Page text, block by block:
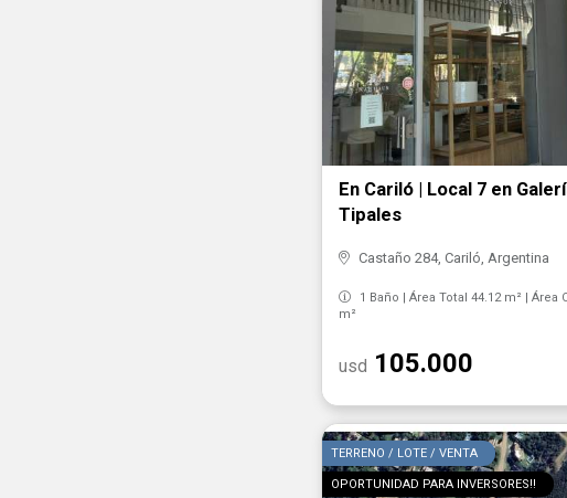
En Cariló | Local 7 en
Tipales
Castaño 284, Cariló, Argentina
1 Baño | Área Total 44.12 m² | Área
m²
usd 105.000
TERRENO / LOTE / VENTA
OPORTUNIDAD PARA INVERSORES!!